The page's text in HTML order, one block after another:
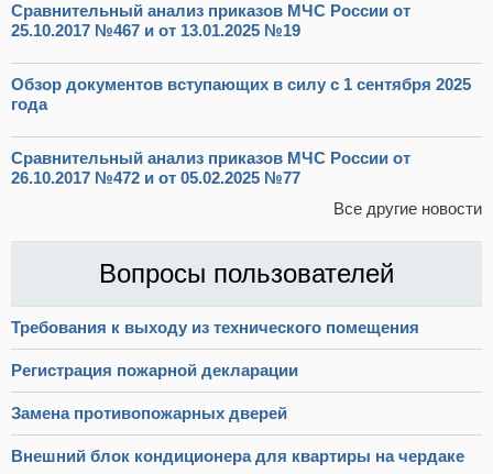
Сравнительный анализ приказов МЧС России от
25.10.2017 №467 и от 13.01.2025 №19
Обзор документов вступающих в силу с 1 сентября 2025
года
Сравнительный анализ приказов МЧС России от
26.10.2017 №472 и от 05.02.2025 №77
Все другие новости
Вопросы пользователей
Требования к выходу из технического помещения
Регистрация пожарной декларации
Замена противопожарных дверей
Внешний блок кондиционера для квартиры на чердаке